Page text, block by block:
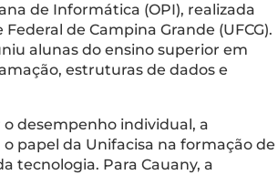
de Informática (OPI), realizada
de Campina Grande (UFCG).
alunas do ensino superior em
estruturas de dados e
desempenho individual, a
papel da Unifacisa na formação de
tecnologia. Para Cauany, a